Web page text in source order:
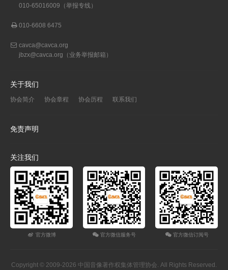
010-65016009（举报专线）
010-6608 6475
cavca@cavca.org
jbzx@cavca.org （业务举报邮箱）
关于我们
协会简介 协会章程 协会历程 联系我们
免责声明
关注我们
官方微博 官方微信服务号 官方微信订阅号
Copyright © 2009-2026 中国音像著作权集体管理协会. All Rights Reserved.